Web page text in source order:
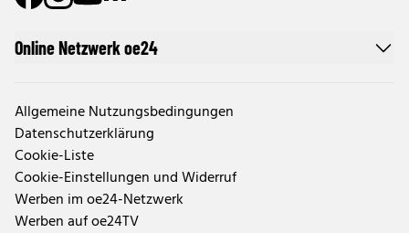
Online Netzwerk oe24
Allgemeine Nutzungsbedingungen
Datenschutzerklärung
Cookie-Liste
Cookie-Einstellungen und Widerruf
Werben im oe24-Netzwerk
Werben auf oe24TV